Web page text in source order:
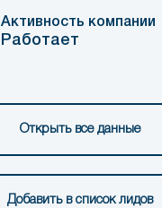
Активность компании
Работает
Открыть все данные
Добавить в список лидов